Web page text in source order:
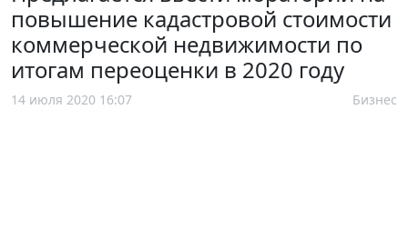
повышение кадастровой стоимости
коммерческой недвижимости по
итогам переоценки в 2020 году
14 июля 2020 16:07 Бизнес